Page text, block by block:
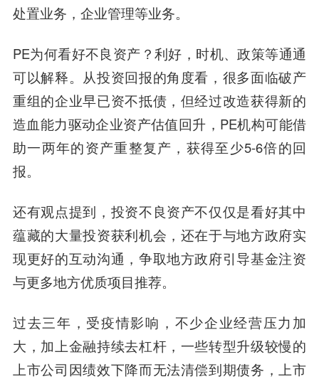
处置业务，企业管理等业务。
PE为何看好不良资产？利好，时机、政策等通通
可以解释。从投资回报的角度看，很多面临破产
重组的企业早已资不抵债，但经过改造获得新的
造血能力驱动企业资产估值回升，PE机构可能借
助一两年的资产重整复产，获得至少5-6倍的回
报。
还有观点提到，投资不良资产不仅仅是看好其中
蕴藏的大量投资获利机会，还在于与地方政府实
现更好的互动沟通，争取地方政府引导基金注资
与更多地方优质项目推荐。
过去三年，受疫情影响，不少企业经营压力加
大，加上金融持续去杠杆，一些转型升级较慢的
上市公司因绩效下降而无法清偿到期债务，上市